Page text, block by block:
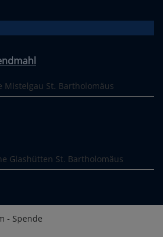
Mistelgau St. Bartholomäus
Glashütten St. Bartholomäus
- Spende